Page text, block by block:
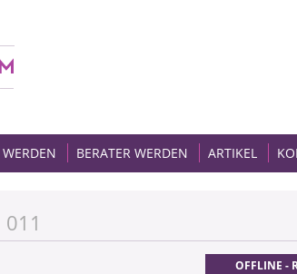
BERATER WERDEN ARTIKEL
011
OFFLINE -